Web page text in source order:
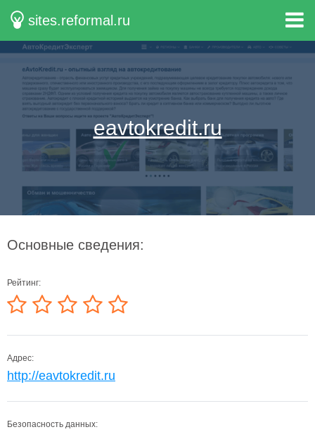
sites.reformal.ru
eavtokredit.ru
Основные сведения:
Рейтинг:
Адрес:
http://eavtokredit.ru
Безопасность данных: